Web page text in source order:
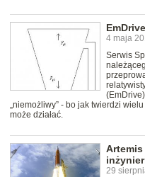
4 maja
Serwis
„niemożliwy” - bo jak twierdzi
może działać.
29